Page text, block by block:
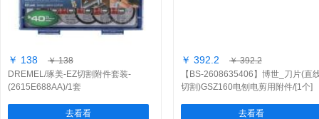
￥ 138
￥ 138
DREMEL/琢美-EZ切割附件套装-
(2615E688AA)/1套
去看看
￥ 392.2
￥ 392.2
【BS-2608635406】博世_刀片(直
切割)GSZ160电刨电剪用附件/[1个]
去看看